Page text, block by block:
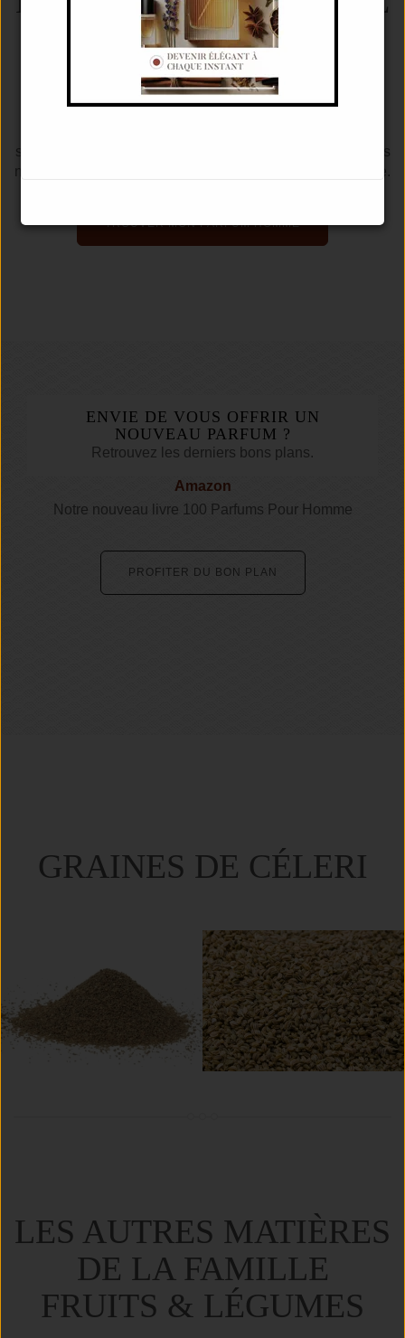
CÉLERI
Considéré couramment comme un légume, le céleri est
ses feuilles. Ses feuilles sont aromatiques et apportent des
notes vertes à un parfum, tandis que la racine est piquante.
TROUVER MON PARFUM HOMME
ENVIE DE VOUS OFFRIR UN
NOUVEAU PARFUM ?
Retrouvez les derniers bons plans.
Amazon
Notre nouveau livre 100 Parfums Pour Homme
PROFITER DU BON PLAN
GRAINES DE CÉLERI
LES AUTRES MATIÈRES
DE LA FAMILLE
FRUITS & LÉGUMES